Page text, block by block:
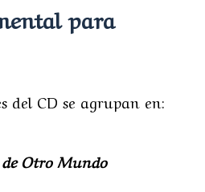
para
del CD se agrupan en:
de Otro Mundo